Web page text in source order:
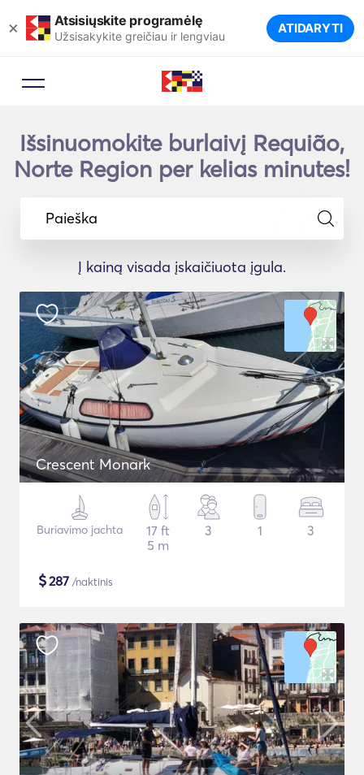
× Atsisiųskite programėlę
Užsisakykite greičiau ir lengviau ATIDARYTI
Išsinuomokite burlaivį Requião,
Norte Region per kelias minutes!
Paieška
Į kainą visada įskaičiuota įgula.
Crescent Monark
Buriavimo jachta
17 ft
5 m
3 1 3
$287 /naktinis